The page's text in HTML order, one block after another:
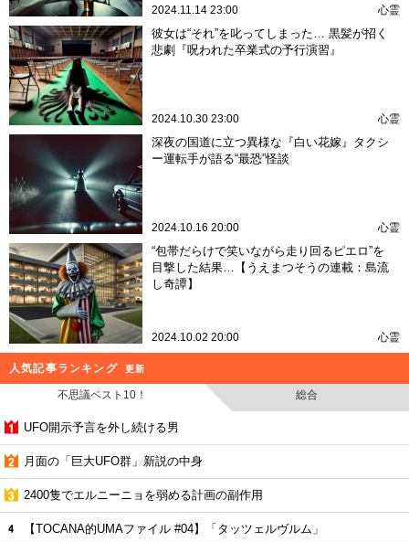
2024.11.14 23:00 心霊
彼女は“それ”を叱ってしまった… 黒髪が招く
悲劇『呪われた卒業式の予行演習』
2024.10.30 23:00 心霊
深夜の国道に立つ異様な『白い花嫁』タクシ
ー運転手が語る“最恐”怪談
2024.10.16 20:00 心霊
“包帯だらけで笑いながら走り回るピエロ”を
目撃した結果…【うえまつそうの連載：島流
し奇譚】
2024.10.02 20:00 心霊
人気記事ランキング 更新
不思議ベスト10！ 総合
UFO開示予言を外し続ける男
月面の「巨大UFO群」新説の中身
2400隻でエルニーニョを弱める計画の副作用
【TOCANA的UMAファイル #04】「タッツェルヴルム」